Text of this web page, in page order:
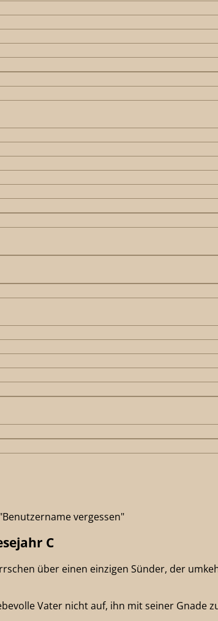
vergessen"
C
über einen einzigen Sünder, der
Vater nicht auf, ihn mit seiner Gnade